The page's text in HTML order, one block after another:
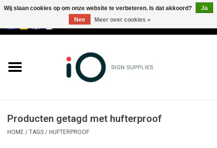
Merken
Producten getagd met hufterproof
HOME / TAGS / HUFTERPROOF
Wij slaan cookies op om onze website te verbeteren. Is dat akkoord?
Ja
Nee
Meer over cookies »